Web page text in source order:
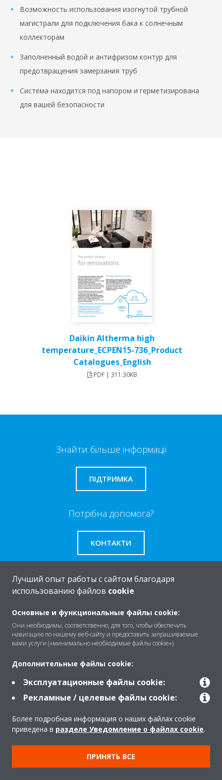
Возможность использования изогнутой трубной
магистрали для подключения бака к солнечным
коллекторам
Заполненный водой и антифризом контур для
предотвращения замерзания труб
Система находится под напором и герметизирована
для вашей безопасности
Daikin Altherma high
temperature_ECPEN15-736_Product
Catalogues_English
PDF | 311.30KB
Знайти більше інформації
ПІДТРИМКА
Потрібна допомога?
КОНТАКТИ
Рішення
Контакти
Продукти
Copyright © Daikin
Передбачене правом повідомлення
Лучший опыт работы с сайтом благодаря
использованию файлов cookie
Основные и функциональные файлы cookie:
Они необходимы, соответственно, для того, чтобы обеспечить
навигацию по нашему веб-сайту и предоставить запрашиваемые
вами услуги («минимально необходимые файлы cookie»).
Дополнительные файлы cookie:
Эксплуатационные файлы cookie:
Рекламные / целевые файлы cookie:
Более подробная информация о наших файлах cookie
приведена в разделе Уведомление о файлах cookie.
ПРИНЯТЬ ВСЕ